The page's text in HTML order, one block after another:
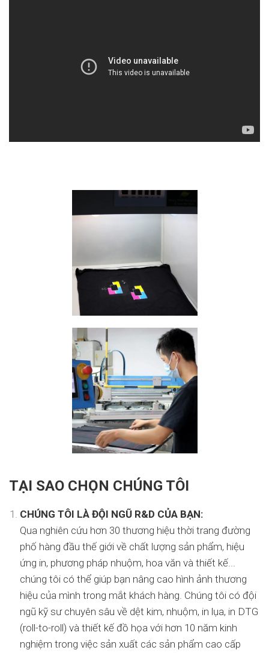
TẠI SAO CHỌN CHÚNG TÔI
CHÚNG TÔI LÀ ĐỘI NGŨ R&D CỦA BẠN:
Qua nghiên cứu hơn 30 thương hiệu thời trang đường
phố hàng đầu thế giới về chất lượng sản phẩm, hiệu
ứng in, phương pháp nhuộm, hoa văn và thiết kế...
chúng tôi có thể giúp bạn nâng cao hình ảnh thương
hiệu của mình trong mắt khách hàng. Chúng tôi có đội
ngũ kỹ sư chuyên sâu về dệt kim, nhuộm, in lụa, in DTG
(roll-to-roll) và thiết kế đồ họa với hơn 10 năm kinh
nghiệm trong việc sản xuất các sản phẩm cao cấp